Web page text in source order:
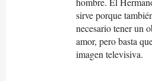
sirve porque
necesario tener un
amor, pero basta
imagen televisiva.